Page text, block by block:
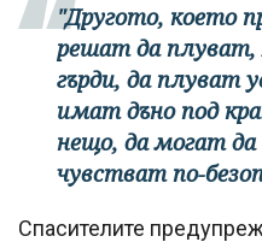
"Другото, което
решат да плуват,
гърди, да плуват
имат дъно под
нещо, да могат
чувстват по-
Спасителите